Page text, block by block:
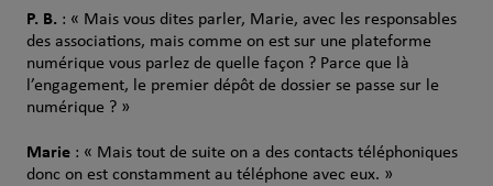
P. B. : « Mais vous dites parler, Marie, avec les responsables
des associations, mais comme on est sur une plateforme
numérique vous parlez de quelle façon ? Parce que là
l’engagement, le premier dépôt de dossier se passe sur le
numérique ? »
Marie : « Mais tout de suite on a des contacts téléphoniques
donc on est constamment au téléphone avec eux. »